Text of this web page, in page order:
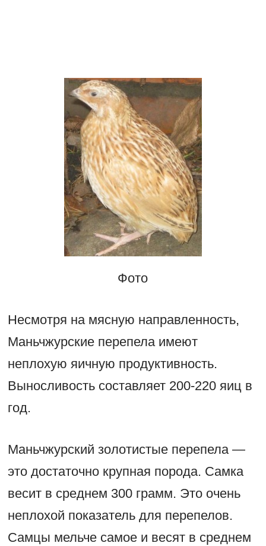
Фото
Несмотря на мясную направленность,
Маньчжурские перепела имеют
неплохую яичную продуктивность.
Выносливость составляет 200-220 яиц в
год.
Маньчжурский золотистые перепела —
это достаточно крупная порода. Самка
весит в среднем 300 грамм. Это очень
неплохой показатель для перепелов.
Самцы мельче самое и весят в среднем